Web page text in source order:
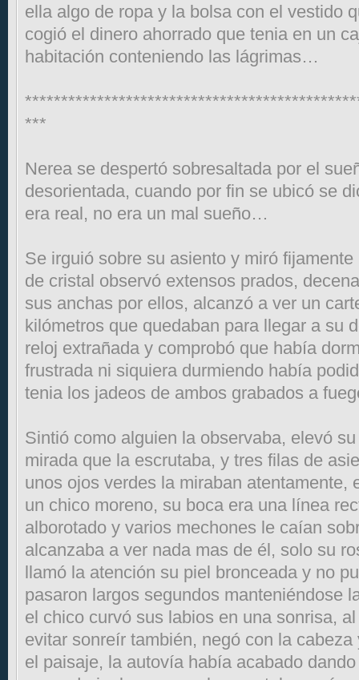
ella algo de ropa y la bolsa con el vestido
cogió el dinero ahorrado que tenia en un
habitación conteniendo las lágrimas…
***
Nerea se despertó sobresaltada por el
desorientada, cuando por fin se ubicó se
era real, no era un mal sueño…
Se irguió sobre su asiento y miró
de cristal observó extensos prados,
sus anchas por ellos, alcanzó a ver un
kilómetros que quedaban para llegar a su
reloj extrañada y comprobó que había
frustrada ni siquiera durmiendo había
tenia los jadeos de ambos grabados a
Sintió como alguien la observaba, elevó
mirada que la escrutaba, y tres filas de
unos ojos verdes la miraban atentamente,
un chico moreno, su boca era una línea
alborotado y varios mechones le caían
alcanzaba a ver nada mas de él, solo su
llamó la atención su piel bronceada y no
pasaron largos segundos manteniéndose
el chico curvó sus labios en una sonrisa,
evitar sonreír también, negó con la
el paisaje, la autovía había acabado